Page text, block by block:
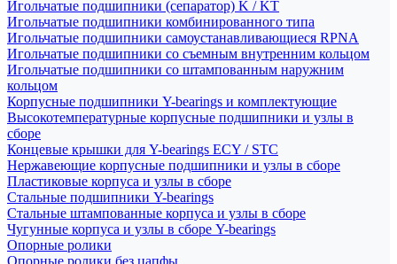
Игольчатые подшипники (сепаратор) K / KT
Игольчатые подшипники комбинированного типа
Игольчатые подшипники самоустанавливающиеся RPNA
Игольчатые подшипники со съемным внутренним кольцом
Игольчатые подшипники со штампованным наружним
кольцом
Корпусные подшипники Y-bearings и комплектующие
Высокотемпературные корпусные подшипники и узлы в
сборе
Концевые крышки для Y-bearings ECY / STC
Нержавеющие корпусные подшипники и узлы в сборе
Пластиковые корпуса и узлы в сборе
Стальные подшипники Y-bearings
Стальные штампованные корпуса и узлы в сборе
Чугунные корпуса и узлы в сборе Y-bearings
Опорные ролики
Опорные ролики без цапфы